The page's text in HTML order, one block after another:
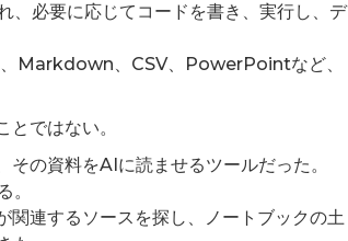
、必要に応じてコードを書き、実行し、デ
、Markdown、CSV、PowerPointなど、
ではない。
の資料をAIに読ませるツールだった。
。
連するソースを探し、ノートブックの土